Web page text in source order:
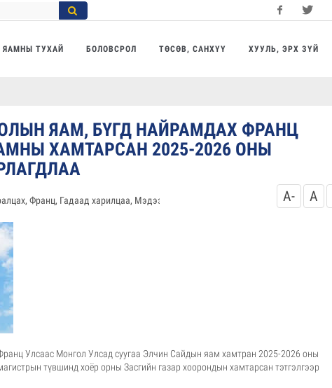
ЯАМНЫ ТУХАЙ БОЛОВСРОЛ ТӨСӨВ, САНХҮҮ ХУУЛЬ, ЭРХ ЗҮЙ
ЯАМ, БҮГД НАЙРАМДАХ ФРАНЦ
ХАМТАРСАН 2025-2026 ОНЫ
Франц, Гадаад харилцаа, Мэдээ, Фото мэдээ уншсан
A- A
Улсаас Монгол Улсад суугаа Элчин Сайдын яам хамтран 2025-2026 оны
түвшинд хоёр орны Засгийн газар хоорондын хамтарсан тэтгэлгээр